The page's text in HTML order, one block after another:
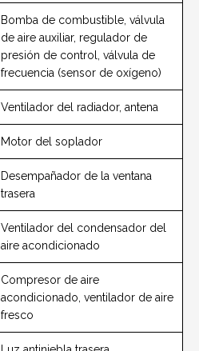
Bomba de combustible, válvula
de aire auxiliar, regulador de
presión de control, válvula de
frecuencia (sensor de oxígeno)
Ventilador del radiador, antena
Motor del soplador
Desempañador de la ventana
trasera
Ventilador del condensador del
aire acondicionado
Compresor de aire
acondicionado, ventilador de aire
fresco